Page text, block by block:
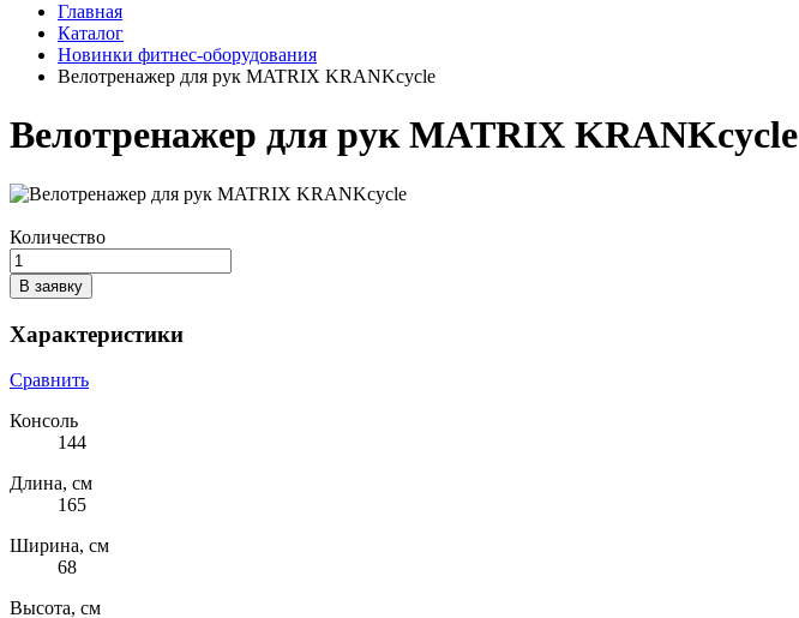
Главная
Каталог
Новинки фитнес-оборудования
Велотренажер для рук MATRIX KRANKcycle
Велотренажер для рук MATRIX KRANKcycle
Количество
В заявку
Характеристики
Сравнить
Консоль
144
Длина, см
165
Ширина, см
68
Высота, см